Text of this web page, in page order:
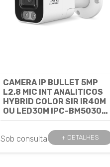
CAMERA IP BULLET 5MP
L2,8 MIC INT ANALITICOS
HYBRID COLOR SIR IR40M
OU LED30M IPC-BM5030
Sob consulta + DETALHES